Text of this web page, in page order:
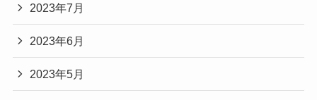
2023年7月
2023年6月
2023年5月